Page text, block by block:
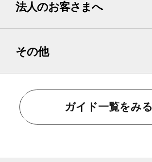
法人のお客さまへ
その他
ガイド一覧をみる